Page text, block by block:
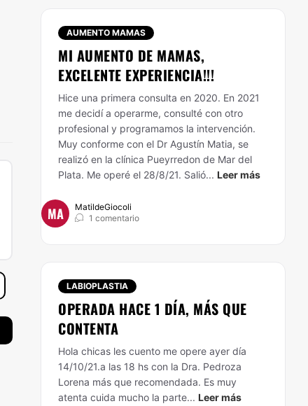
AUMENTO MAMAS
MI AUMENTO DE MAMAS,
EXCELENTE EXPERIENCIA!!!
Hice una primera consulta en 2020. En 2021
me decidí a operarme, consulté con otro
profesional y programamos la intervención.
Muy conforme con el Dr Agustín Matia, se
realizó en la clínica Pueyrredon de Mar del
Plata. Me operé el 28/8/21. Salió... Leer más
MA
MatildeGiocoli
1 comentario
LABIOPLASTIA
OPERADA HACE 1 DÍA, MÁS QUE
CONTENTA
Hola chicas les cuento me opere ayer día
14/10/21.a las 18 hs con la Dra. Pedroza
Lorena más que recomendada. Es muy
atenta cuida mucho la parte... Leer más